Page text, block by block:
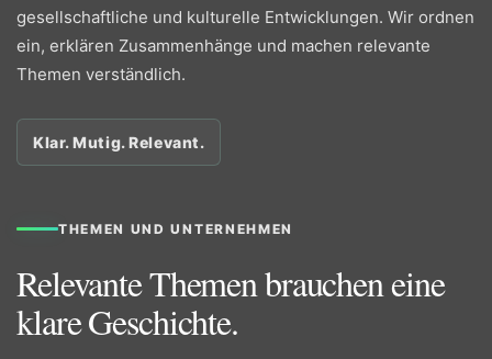
gesellschaftliche und kulturelle Entwicklungen. Wir ordnen
ein, erklären Zusammenhänge und machen relevante
Themen verständlich.
Klar. Mutig. Relevant.
THEMEN UND UNTERNEHMEN
Relevante Themen brauchen eine
klare Geschichte.